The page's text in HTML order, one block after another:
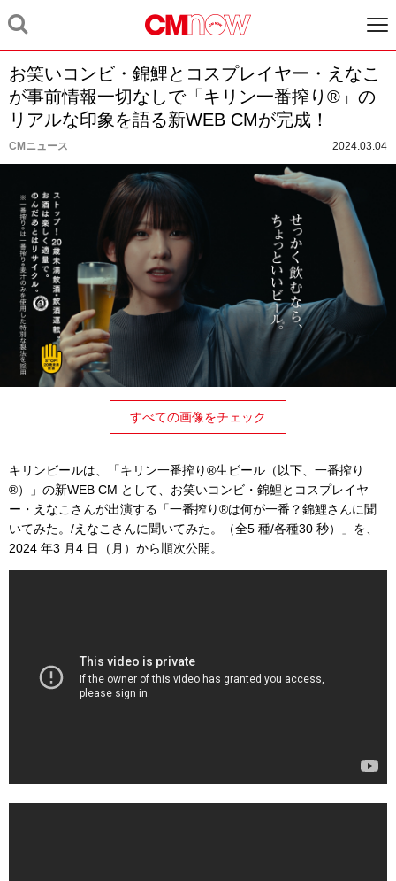
お笑いコンビ・錦鯉とコスプレイヤー・えなこ
が事前情報一切なしで「キリン一番搾り®」の
リアルな印象を語る新WEB CMが完成！
CMニュース 2024.03.04
すべての画像をチェック
キリンビールは、「キリン一番搾り®生ビール（以下、一番搾り
®）」の新WEB CM として、お笑いコンビ・錦鯉とコスプレイヤ
ー・えなこさんが出演する「一番搾り®は何が一番？錦鯉さんに聞
いてみた。/えなこさんに聞いてみた。（全5 種/各種30 秒）」を、
2024 年3 月4 日（月）から順次公開。